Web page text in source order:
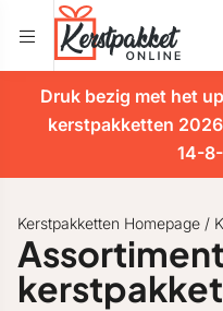
Druk bezig met het
kerstpakketten
14-
Kerstpakketten Homepage /